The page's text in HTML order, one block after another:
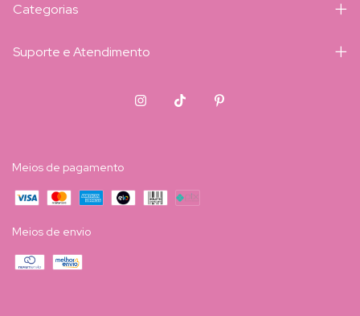
Categorias
Suporte e Atendimento
Meios de pagamento
Meios de envio